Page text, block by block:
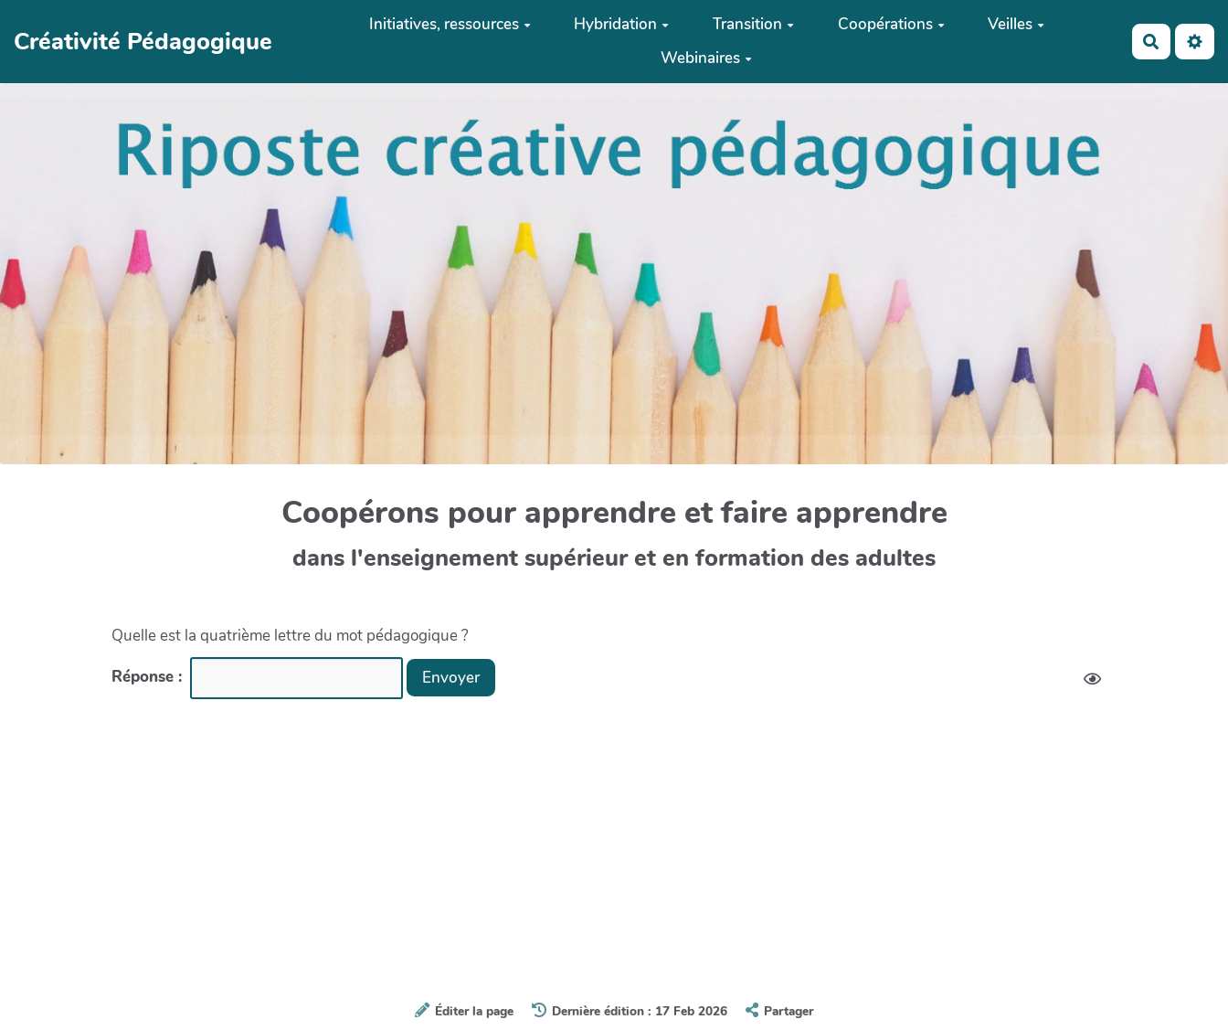
Créativité Pédagogique
Initiatives, ressources Hybridation Transition Coopérations
Veilles
Webinaires
Coopérons pour apprendre et faire apprendre
dans l'enseignement supérieur et en formation des adultes
Quelle est la quatrième lettre du mot pédagogique ?
Réponse :
Envoyer
Éditer la page Dernière édition : 17 Feb 2026 Partager